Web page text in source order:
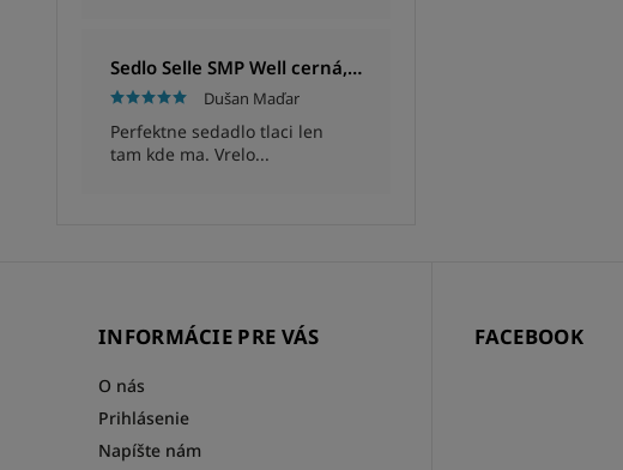
Sedlo Selle SMP Well cerná, Unisex, 280x144mm, 280g
Dušan Maďar
Perfektne sedadlo tlaci len
tam kde ma. Vrelo...
INFORMÁCIE PRE VÁS
O nás
Prihlásenie
Napíšte nám
FACEBOOK